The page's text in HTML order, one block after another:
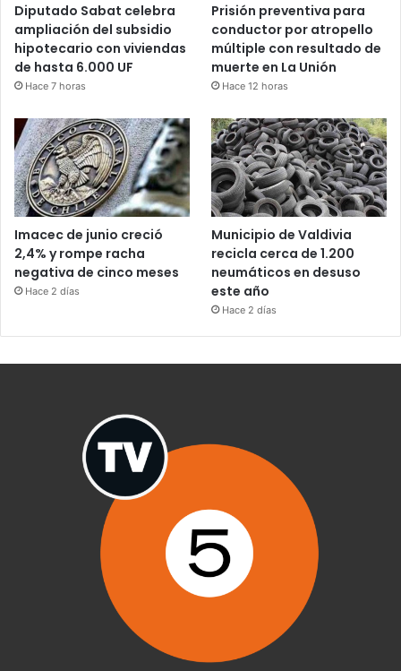
Diputado Sabat celebra
ampliación del subsidio
hipotecario con viviendas
de hasta 6.000 UF
Hace 7 horas
Prisión preventiva para
conductor por atropello
múltiple con resultado de
muerte en La Unión
Hace 12 horas
Imacec de junio creció
2,4% y rompe racha
negativa de cinco meses
Hace 2 días
Municipio de Valdivia
recicla cerca de 1.200
neumáticos en desuso
este año
Hace 2 días